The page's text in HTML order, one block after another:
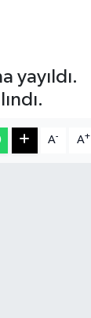
yayıldı.
A- A+